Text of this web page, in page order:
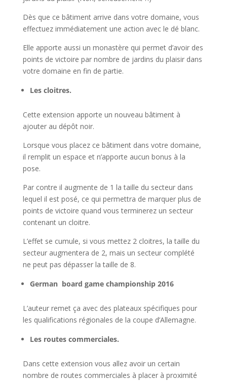
Dès que ce bâtiment arrive dans votre domaine, vous
effectuez immédiatement une action avec le dé blanc.
Elle apporte aussi un monastère qui permet d’avoir des
points de victoire par nombre de jardins du plaisir dans
votre domaine en fin de partie.
Les cloitres.
Cette extension apporte un nouveau bâtiment à
ajouter au dépôt noir.
Lorsque vous placez ce bâtiment dans votre domaine,
il remplit un espace et n’apporte aucun bonus à la
pose.
Par contre il augmente de 1 la taille du secteur dans
lequel il est posé, ce qui permettra de marquer plus de
points de victoire quand vous terminerez un secteur
contenant un cloitre.
L’effet se cumule, si vous mettez 2 cloitres, la taille du
secteur augmentera de 2, mais un secteur complété
ne peut pas dépasser la taille de 8.
German board game championship 2016
L’auteur remet ça avec des plateaux spécifiques pour
les qualifications régionales de la coupe d’Allemagne.
Les routes commerciales.
Dans cette extension vous allez avoir un certain
nombre de routes commerciales à placer à proximité